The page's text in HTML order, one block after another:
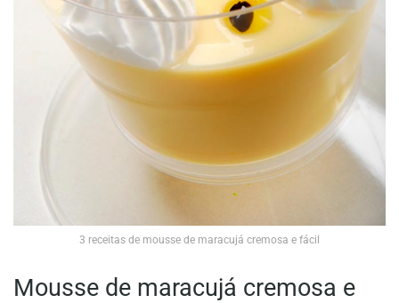
3 receitas de mousse de maracujá cremosa e fácil
Mousse de maracujá cremosa e